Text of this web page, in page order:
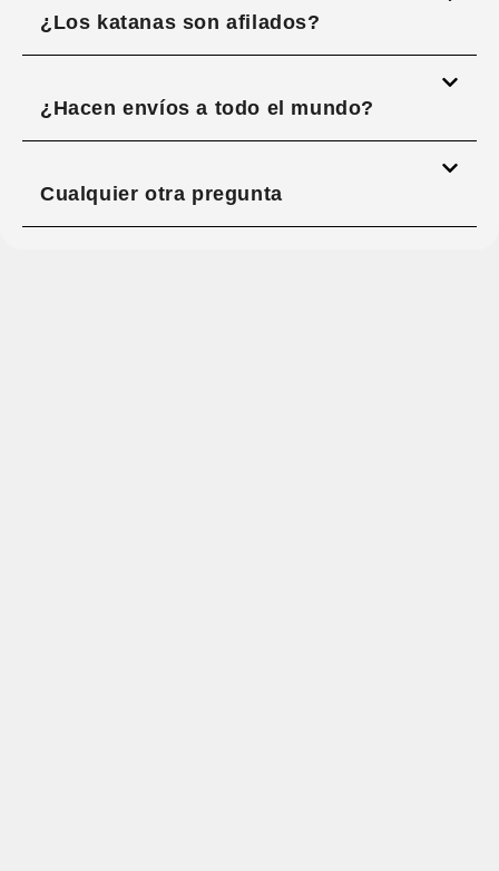
¿Los katanas son afilados?
¿Hacen envíos a todo el mundo?
Cualquier otra pregunta